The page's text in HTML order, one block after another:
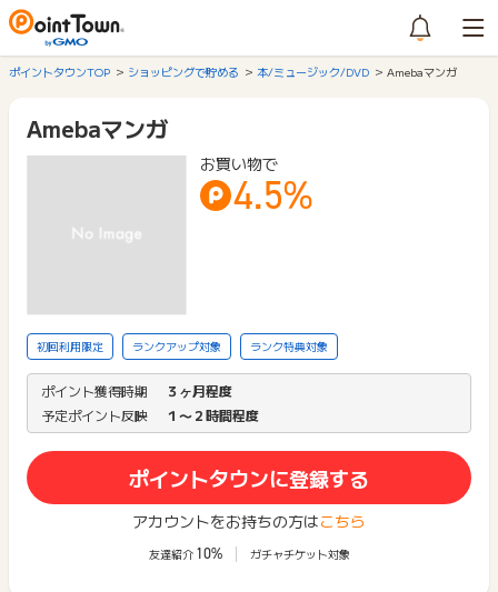
ポイントタウンTOP ショッピングで貯める 本/ミュージック/DVD Amebaマンガ
Amebaマンガ
お買い物で
4.5%
初回利用限定 ランクアップ対象 ランク特典対象
ポイント獲得時期
３ヶ月程度
予定ポイント反映
１〜２時間程度
ポイントタウンに登録する
アカウントをお持ちの方はこちら
友達紹介 10% ガチャチケット対象